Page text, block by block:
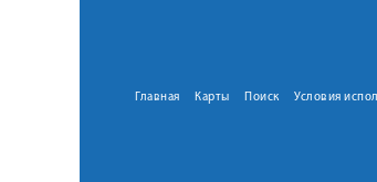
Главная Карты Поиск Условия